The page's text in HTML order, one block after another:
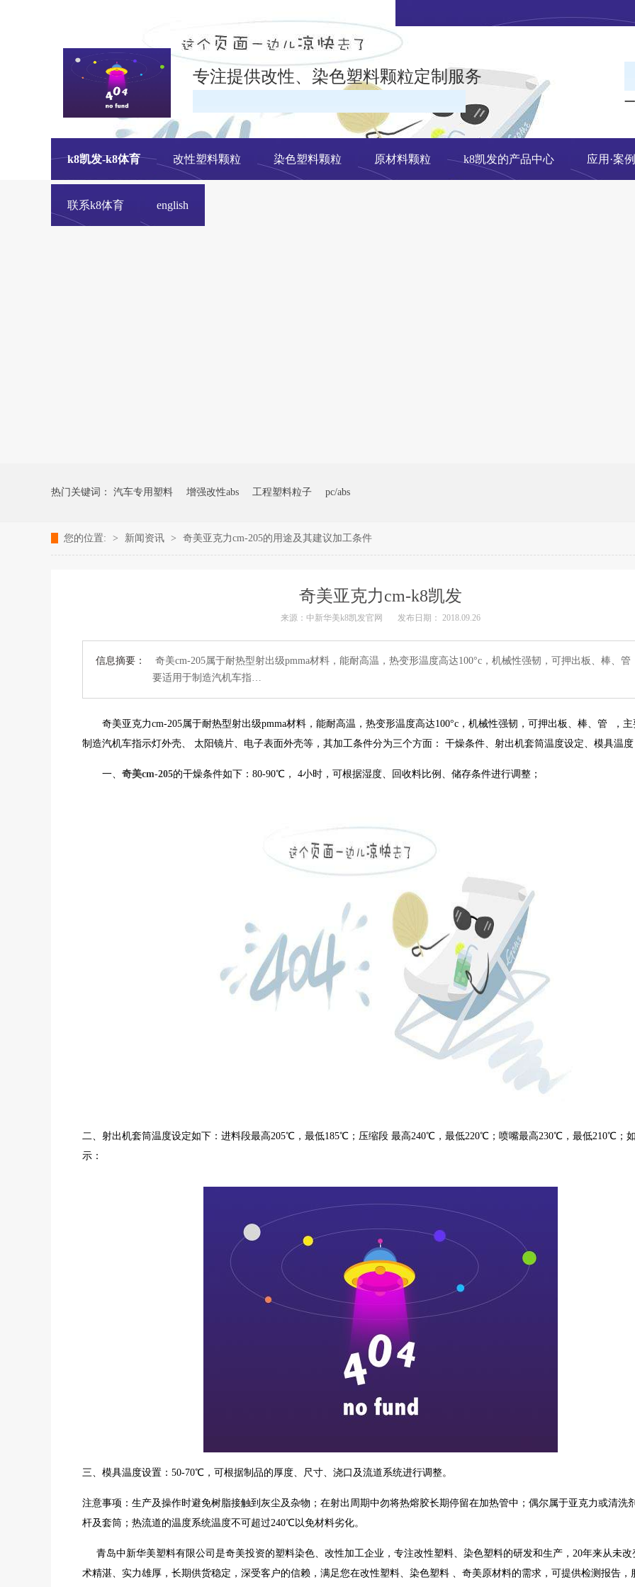
在线留言
专注提供改性、染色塑料颗粒定制服务
k8凯发-k8体育 改性塑料颗粒 染色塑料颗粒 原材料颗粒 k8凯发的产品中心 应用·案例
联系k8体育 english
热门关键词： 汽车专用塑料 增强改性abs 工程塑料粒子 pc/abs
您的位置: > 新闻资讯 > 奇美亚克力cm-205的用途及其建议加工条件
奇美亚克力cm-k8凯发
来源：中新华美k8凯发官网 发布日期： 2018.09.26
信息摘要：
奇美cm-205属于耐热型射出级pmma材料，能耐高温，热变形温度高达100°c，机械性强韧，可押出板、棒、
要适用于制造汽机车指…
奇美亚克力cm-205属于耐热型射出级pmma材料 ， 能耐高温，热变形温度高达100°c，机械性强韧，可押出板、棒、管
，
制造汽机车指示灯外壳、 太阳镜片、电子表面外壳等，其加工条件分为三个方面： 干燥条件、射出机套筒温度设定、模具温
一、 奇美cm-205的干燥条件如下：80-90℃， 4小时，可根据湿度、回收料比例、储存条件进行调整；
二、射出机套筒温度设定如下：进料段最高205℃，最低185℃；压缩段 最高240℃，最低220℃；喷嘴最高230℃，最低210℃；
示：
三、模具温度设置：50-70℃，可根据制品的厚度、尺寸、浇口及流道系统进行调整。
注意事项：生产及操作时避免树脂接触到灰尘及杂物；在射出周期中勿将热熔胶长期停留在加热管中；偶尔属于亚克力或清洗
杆及套筒； 热流道的温度系统温度不可超过240℃以免材料劣化。
青岛中新华美塑料有限公司是奇美投资的塑料染色、改性加工企业，专注改性塑料、染色塑料的研发和生产，20年来从未改
术精湛、实力雄厚，长期供货稳定，深受客户的信赖，满足您在改性塑料、染色塑料 、奇美原材料的需求，可提供检测报告，